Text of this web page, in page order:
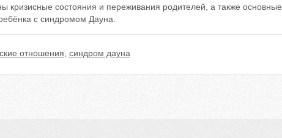
кризисные состояния и переживания родителей, а также основные
с синдромом Дауна.
отношения синдром дауна